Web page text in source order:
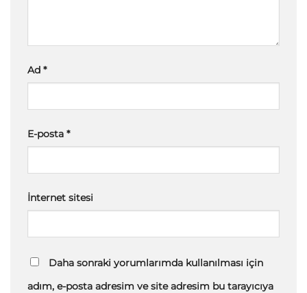
Ad *
E-posta *
İnternet sitesi
Daha sonraki yorumlarımda kullanılması için
adım, e-posta adresim ve site adresim bu tarayıcıya